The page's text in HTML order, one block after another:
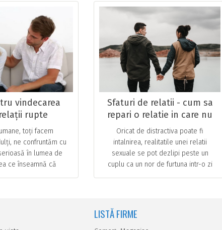
vindecarea
rupte
toți facem
ne confruntăm cu
în lumea de
ce înseamnă că
Sfaturi de relatii - cum sa
repari o relatie in care nu
mai exista intimitatea din
dormitor
Oricat de distractiva poate fi
intalnirea, realitatile unei relatii
sexuale se pot dezlipi peste un
cuplu ca un nor de furtuna intr-o zi
LISTĂ FIRME